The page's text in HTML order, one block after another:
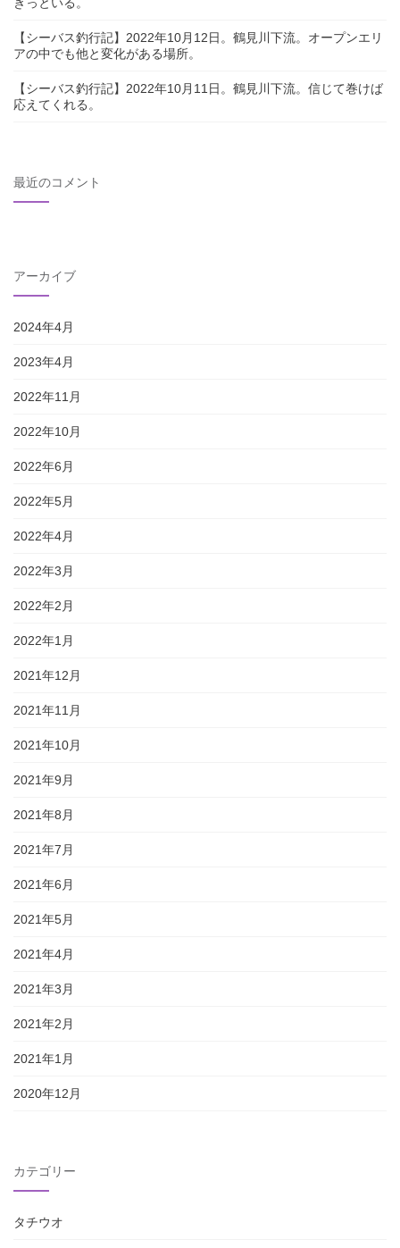
【シーバス釣行記】2022年10月12日。鶴見川下流。オープンエリ
アの中でも他と変化がある場所。
【シーバス釣行記】2022年10月11日。鶴見川下流。信じて巻けば
応えてくれる。
最近のコメント
アーカイブ
2024年4月
2023年4月
2022年11月
2022年10月
2022年6月
2022年5月
2022年4月
2022年3月
2022年2月
2022年1月
2021年12月
2021年11月
2021年10月
2021年9月
2021年8月
2021年7月
2021年6月
2021年5月
2021年4月
2021年3月
2021年2月
2021年1月
2020年12月
カテゴリー
タチウオ